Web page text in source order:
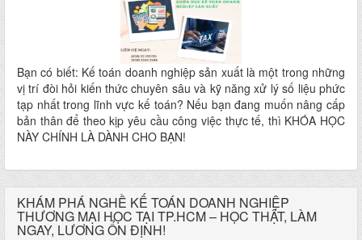
Bạn có biết: Kế toán doanh nghiệp sản xuất là một trong những
vị trí đòi hỏi kiến thức chuyên sâu và kỹ năng xử lý số liệu phức
tạp nhất trong lĩnh vực kế toán? Nếu bạn đang muốn nâng cấp
bản thân để theo kịp yêu cầu công việc thực tế, thì KHÓA HỌC
NÀY CHÍNH LÀ DÀNH CHO BẠN!
KHÁM PHÁ NGHỀ KẾ TOÁN DOANH NGHIỆP
THƯƠNG MẠI HỌC TẠI TP.HCM – HỌC THẬT, LÀM
NGAY, LƯƠNG ỔN ĐỊNH!